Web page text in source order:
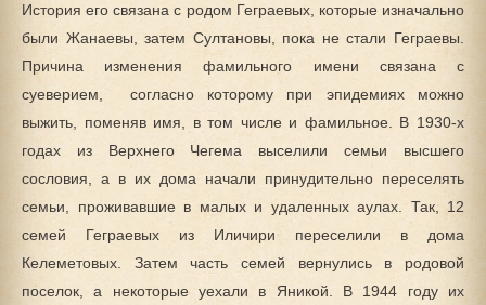
История его связана с родом Геграевых, которые изначально
были Жанаевы, затем Султановы, пока не стали Геграевы.
Причина изменения фамильного имени связана с
суеверием, согласно которому при эпидемиях можно
выжить, поменяв имя, в том числе и фамильное. В 1930-х
годах из Верхнего Чегема выселили семьи высшего
сословия, а в их дома начали принудительно переселять
семьи, проживавшие в малых и удаленных аулах. Так, 12
семей Геграевых из Иличири переселили в дома
Келеметовых. Затем часть семей вернулись в родовой
поселок, а некоторые уехали в Яникой. В 1944 году их